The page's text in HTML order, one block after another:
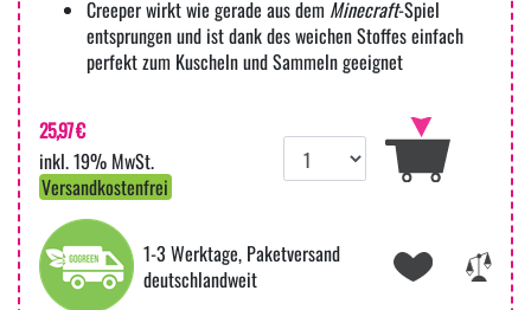
Creeper wirkt wie gerade aus dem Minecraft-Spiel
entsprungen und ist dank des weichen Stoffes einfach
perfekt zum Kuscheln und Sammeln geeignet
25,97 €
inkl. 19% MwSt.
Versandkostenfrei
1-3 Werktage, Paketversand
deutschlandweit